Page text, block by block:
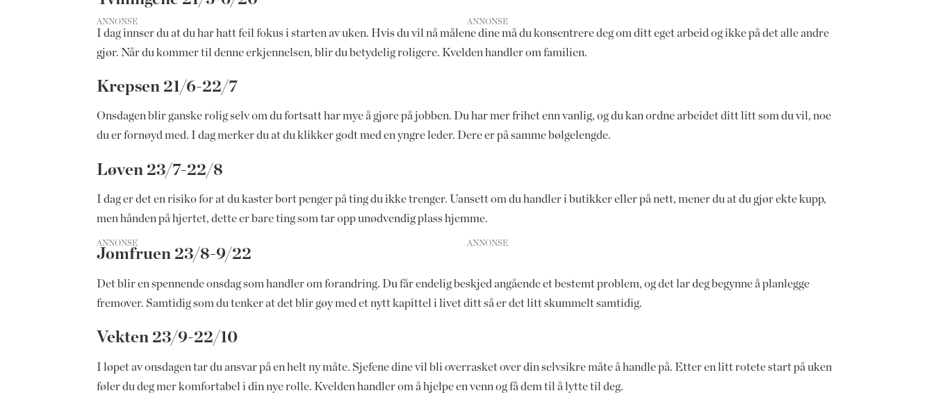
ANNONSE
I dag innser du at du har hatt feil fokus i starten av uken. Hvis du vil nå målene dine må du konsentrere deg om ditt eget arbeid og ikke på det alle andre
gjør. Når du kommer til denne erkjennelsen, blir du betydelig roligere. Kvelden handler om familien.
Krepsen 21/6-22/7
Onsdagen blir ganske rolig selv om du fortsatt har mye å gjøre på jobben. Du har mer frihet enn vanlig, og du kan ordne arbeidet ditt litt som du vil, noe
du er fornøyd med. I dag merker du at du klikker godt med en yngre leder. Dere er på samme bølgelengde.
Løven 23/7-22/8
I dag er det en risiko for at du kaster bort penger på ting du ikke trenger. Uansett om du handler i butikker eller på nett, mener du at du gjør ekte kupp,
men hånden på hjertet, dette er bare ting som tar opp unødvendig plass hjemme.
ANNONSE
Jomfruen 23/8-9/22
Det blir en spennende onsdag som handler om forandring. Du får endelig beskjed angående et bestemt problem, og det lar deg begynne å planlegge
fremover. Samtidig som du tenker at det blir gøy med et nytt kapittel i livet ditt så er det litt skummelt samtidig.
Vekten 23/9-22/10
I løpet av onsdagen tar du ansvar på en helt ny måte. Sjefene dine vil bli overrasket over din selvsikre måte å handle på. Etter en litt rotete start på uken
føler du deg mer komfortabel i din nye rolle. Kvelden handler om å hjelpe en venn og få dem til å lytte til deg.